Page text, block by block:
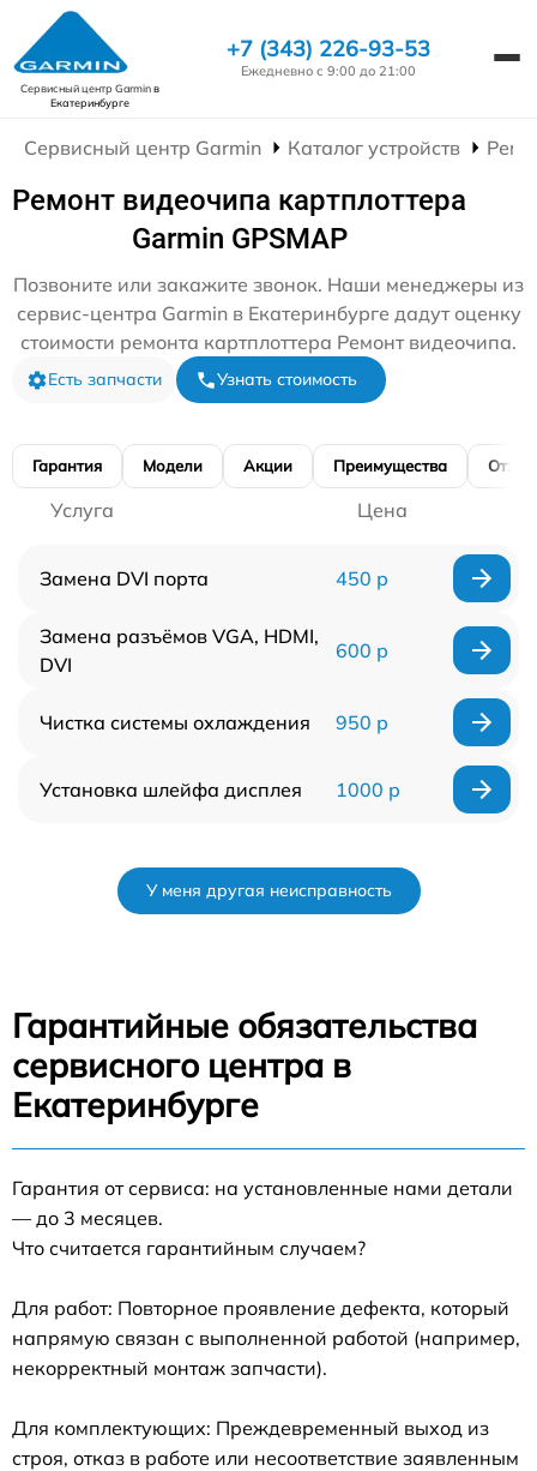
Сервисный центр Garminв
Екатеринбурге
+7 (343) 226-93-53
Ежедневно с 9:00 до 21:00
Сервисный центр Garmin Каталог устройств
Ремонт видеочипа картплоттера
Garmin GPSMAP
Позвоните или закажите звонок. Наши менеджеры из
сервис-центра Garmin в Екатеринбурге дадут оценку
стоимости ремонта картплоттера Ремонт видеочипа.
Есть запчасти Узнать стоимость
Гарантия Модели Акции Преимущества
Услуга Цена
Замена DVI порта 450 р
Замена разъёмов VGA, HDMI,
DVI
600 р
Чистка системы охлаждения 950 р
Установка шлейфа дисплея 1000 р
У меня другая неисправность
Гарантийные обязательства
сервисного центра в
Екатеринбурге
Гарантия от сервиса: на установленные нами детали
— до 3 месяцев.
Что считается гарантийным случаем?
Для работ: Повторное проявление дефекта, который
напрямую связан с выполненной работой (например,
некорректный монтаж запчасти).
Для комплектующих: Преждевременный выход из
строя, отказ в работе или несоответствие заявленным